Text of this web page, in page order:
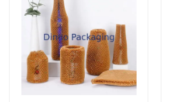
Visite de l'usine
Contrôle qualité